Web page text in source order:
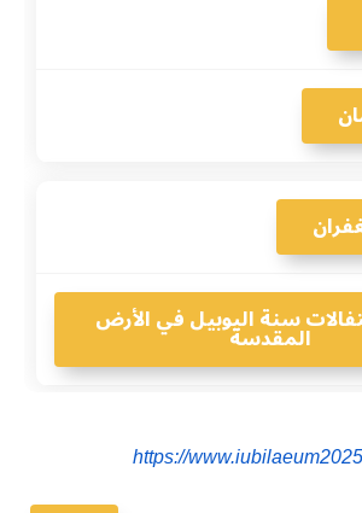
سنة اليوبيل في الأرض
المقدسة
https://